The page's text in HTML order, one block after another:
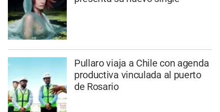
Pullaro viaja a Chile con agenda
productiva vinculada al puerto
de Rosario